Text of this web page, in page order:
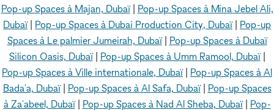
Pop-up Spaces à Majan, Dubaï| Pop-up Spaces à Mina Jebel Ali,
Dubaï| Pop-up Spaces à Dubai Production City, Dubaï| Pop-up
Spaces à Le palmier Jumeirah, Dubaï| Pop-up Spaces à Dubaï
Silicon Oasis, Dubaï| Pop-up Spaces à Umm Ramool, Dubaï|
Pop-up Spaces à Ville internationale, Dubaï| Pop-up Spaces à Al
Bada'a, Dubaï| Pop-up Spaces à Al Safa, Dubaï| Pop-up Spaces
à Za'abeel, Dubaï| Pop-up Spaces à Nad Al Sheba, Dubaï| Pop-